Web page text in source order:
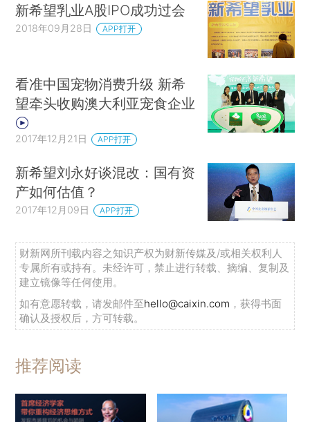
新希望乳业A股IPO成功过会
2018年09月28日 APP打开
看准中国宠物消费升级 新希
望牵头收购澳大利亚宠食企业
2017年12月21日 APP打开
新希望刘永好谈混改：国有资
产如何估值？
2017年12月09日 APP打开
财新网所刊载内容之知识产权为财新传媒及/或相关权利人
专属所有或持有。未经许可，禁止进行转载、摘编、复制及
建立镜像等任何使用。
如有意愿转载，请发邮件至hello@caixin.com ，获得书面
确认及授权后，方可转载。
推荐阅读